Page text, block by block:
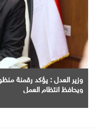
وزير العدل : يؤكد رقمنة
ويحافظ انتظام العمل